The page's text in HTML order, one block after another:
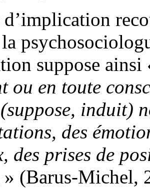
suppose
ou en toute
induit)
des
des prises de
» (Barus-Michel,